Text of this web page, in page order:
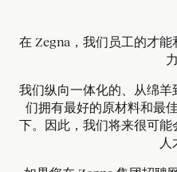
在 Zegna，我们员工的才
我们纵向一体化的、从绵
们拥有最好的原材料和最
下。因此，我们将来很可
人